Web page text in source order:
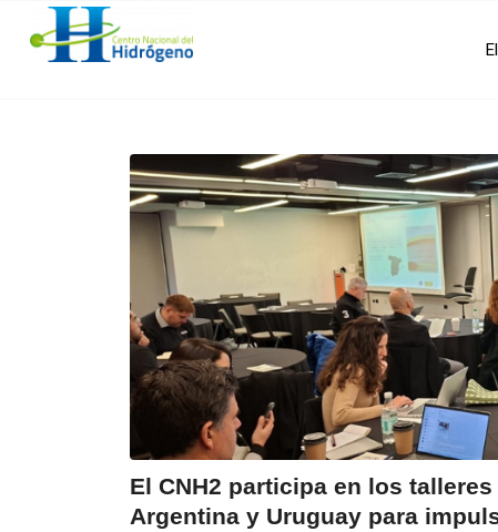
El CNH2 participa en los
Argentina y Uruguay para